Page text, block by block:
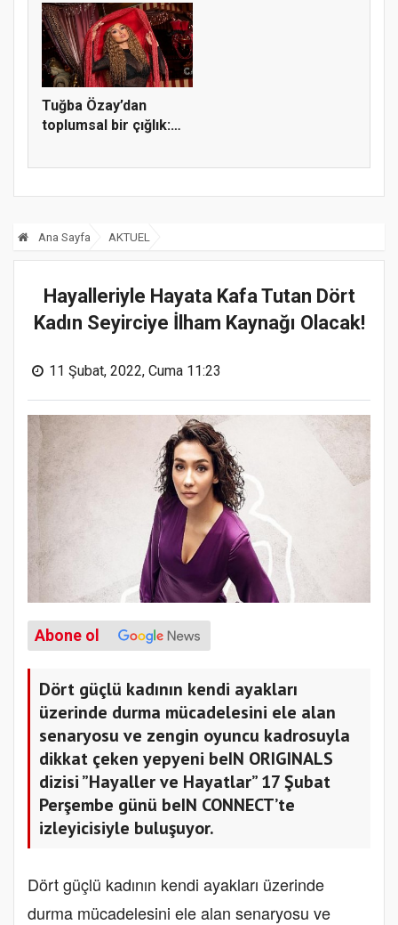
Tuğba Özay’dan
toplumsal bir çığlık:
Ana Sayfa AKTUEL
Hayalleriyle Hayata Kafa Tutan Dört
Kadın Seyirciye İlham Kaynağı Olacak!
11 Şubat, 2022, Cuma 11:23
Abone ol
Dört güçlü kadının kendi ayakları
üzerinde durma mücadelesini ele alan
senaryosu ve zengin oyuncu kadrosuyla
dikkat çeken yepyeni beIN ORIGINALS
dizisi ”Hayaller ve Hayatlar” 17 Şubat
Perşembe günü beIN CONNECT’te
izleyicisiyle buluşuyor.
Dört güçlü kadının kendi ayakları üzerinde
durma mücadelesini ele alan senaryosu ve